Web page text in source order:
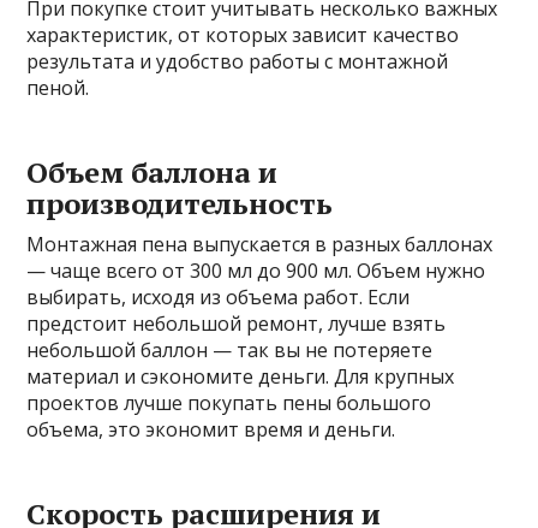
При покупке стоит учитывать несколько важных
характеристик, от которых зависит качество
результата и удобство работы с монтажной
пеной.
Объем баллона и
производительность
Монтажная пена выпускается в разных баллонах
— чаще всего от 300 мл до 900 мл. Объем нужно
выбирать, исходя из объема работ. Если
предстоит небольшой ремонт, лучше взять
небольшой баллон — так вы не потеряете
материал и сэкономите деньги. Для крупных
проектов лучше покупать пены большого
объема, это экономит время и деньги.
Скорость расширения и